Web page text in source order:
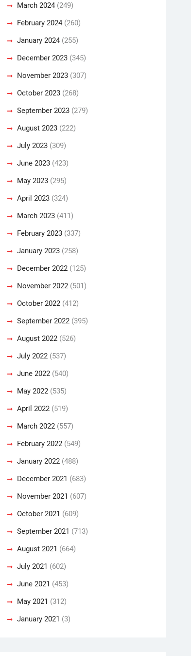
March 2024 (249)
February 2024 (260)
January 2024 (255)
December 2023 (345)
November 2023 (307)
October 2023 (268)
September 2023 (279)
August 2023 (222)
July 2023 (309)
June 2023 (423)
May 2023 (295)
April 2023 (324)
March 2023 (411)
February 2023 (337)
January 2023 (258)
December 2022 (125)
November 2022 (501)
October 2022 (412)
September 2022 (395)
August 2022 (526)
July 2022 (537)
June 2022 (540)
May 2022 (535)
April 2022 (519)
March 2022 (557)
February 2022 (549)
January 2022 (488)
December 2021 (683)
November 2021 (607)
October 2021 (609)
September 2021 (713)
August 2021 (664)
July 2021 (602)
June 2021 (453)
May 2021 (312)
January 2021 (3)